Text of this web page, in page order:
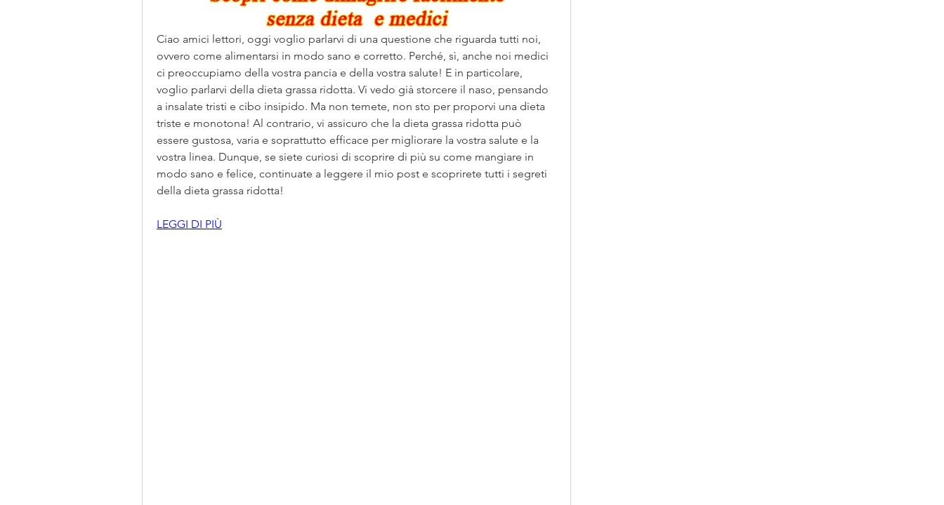
Ciao amici lettori, oggi voglio parlarvi di una questione che riguarda tutti noi,
ovvero come alimentarsi in modo sano e corretto. Perché, sì, anche noi medici
ci preoccupiamo della vostra pancia e della vostra salute! E in particolare,
voglio parlarvi della dieta grassa ridotta. Vi vedo già storcere il naso, pensando
a insalate tristi e cibo insipido. Ma non temete, non sto per proporvi una dieta
triste e monotona! Al contrario, vi assicuro che la dieta grassa ridotta può
essere gustosa, varia e soprattutto efficace per migliorare la vostra salute e la
vostra linea. Dunque, se siete curiosi di scoprire di più su come mangiare in
modo sano e felice, continuate a leggere il mio post e scoprirete tutti i segreti
della dieta grassa ridotta!
LEGGI DI PIÙ